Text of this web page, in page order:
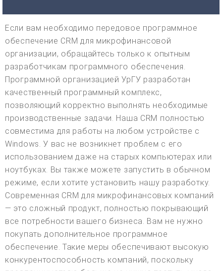
Если вам необходимо передовое программное
обеспечение CRM для микрофинансовой
организации, обращайтесь только к опытным
разработчикам программного обеспечения.
Программной организацией УрГУ разработан
качественный программный комплекс,
позволяющий корректно выполнять необходимые
производственные задачи. Наша CRM полностью
совместима для работы на любом устройстве с
Windows. У вас не возникнет проблем с его
использованием даже на старых компьютерах или
ноутбуках. Вы также можете запустить в обычном
режиме, если хотите установить нашу разработку.
Современная CRM для микрофинансовых компаний
— это сложный продукт, полностью покрывающий
все потребности вашего бизнеса. Вам не нужно
покупать дополнительное программное
обеспечение. Такие меры обеспечивают высокую
конкурентоспособность компаний, поскольку